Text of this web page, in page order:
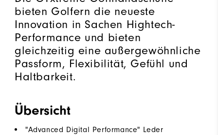
bieten Golfern die neueste
Innovation in Sachen Hightech-
Performance und bieten
gleichzeitig eine außergewöhnliche
Passform, Flexibilität, Gefühl und
Haltbarkeit.
Übersicht
"Advanced Digital Performance" Leder